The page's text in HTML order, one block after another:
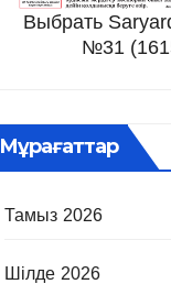
Выбрать
№31
Мұрағаттар
Тамыз 2026
Шілде 2026